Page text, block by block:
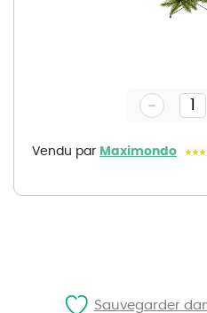
gallery
Vendu par Maximondo
-
Sauvegarder